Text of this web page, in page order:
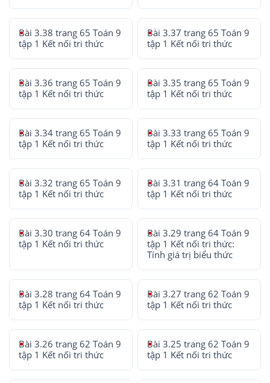
Bài 3.38 trang 65 Toán 9
tập 1 Kết nối tri thức
Bài 3.37 trang 65 Toán 9
tập 1 Kết nối tri thức
Bài 3.36 trang 65 Toán 9
tập 1 Kết nối tri thức
Bài 3.35 trang 65 Toán 9
tập 1 Kết nối tri thức
Bài 3.34 trang 65 Toán 9
tập 1 Kết nối tri thức
Bài 3.33 trang 65 Toán 9
tập 1 Kết nối tri thức
Bài 3.32 trang 65 Toán 9
tập 1 Kết nối tri thức
Bài 3.31 trang 64 Toán 9
tập 1 Kết nối tri thức
Bài 3.30 trang 64 Toán 9
tập 1 Kết nối tri thức
Bài 3.29 trang 64 Toán 9
tập 1 Kết nối tri thức:
Tính giá trị biểu thức
Bài 3.28 trang 64 Toán 9
tập 1 Kết nối tri thức
Bài 3.27 trang 62 Toán 9
tập 1 Kết nối tri thức
Bài 3.26 trang 62 Toán 9
tập 1 Kết nối tri thức
Bài 3.25 trang 62 Toán 9
tập 1 Kết nối tri thức